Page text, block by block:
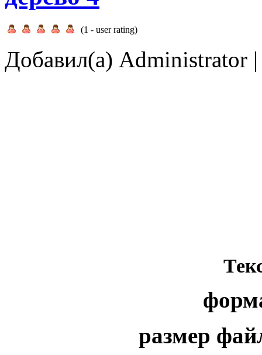
(1 - user rating)
Добавил(а) Administrator
размер